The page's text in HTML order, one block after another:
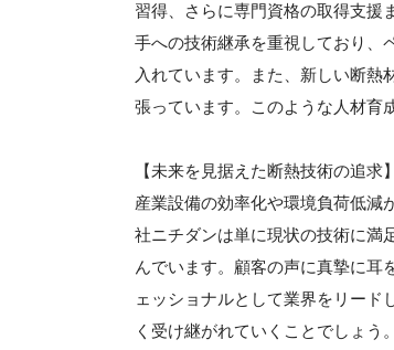
習得、さらに専門資格の取得支援
手への技術継承を重視しており、
入れています。また、新しい断熱
張っています。このような人材育
【未来を見据えた断熱技術の追求】
産業設備の効率化や環境負荷低減
社ニチダンは単に現状の技術に満
んでいます。顧客の声に真摯に耳
ェッショナルとして業界をリード
く受け継がれていくことでしょう。